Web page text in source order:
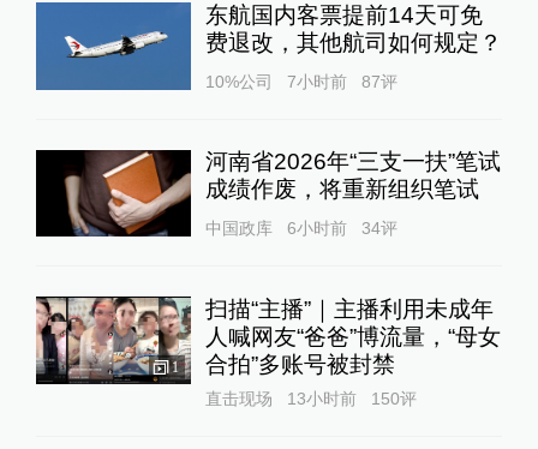
东航国内客票提前14天可免
费退改，其他航司如何规定？
10%公司 7小时前 87评
河南省2026年“三支一扶”笔试
成绩作废，将重新组织笔试
中国政库 6小时前 34评
1
扫描“主播”｜主播利用未成年
人喊网友“爸爸”博流量，“母女
合拍”多账号被封禁
直击现场 13小时前 150评